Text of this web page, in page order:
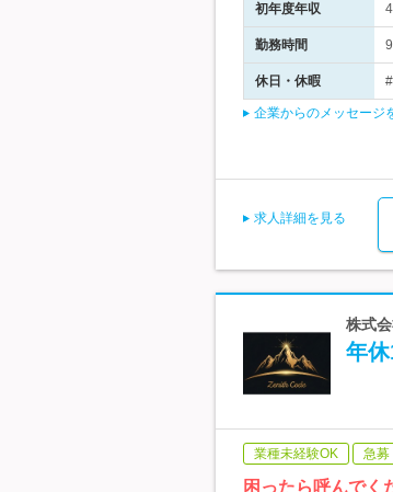
初年度年収
勤務時間
休日・休暇
企業からのメッセージ
求人詳細を見る
株式
年
業種未経験OK 急募
困ったら呼んでく